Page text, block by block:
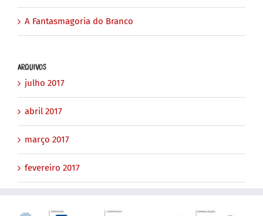
A Fantasmagoria do Branco
ARQUIVOS
julho 2017
abril 2017
março 2017
fevereiro 2017